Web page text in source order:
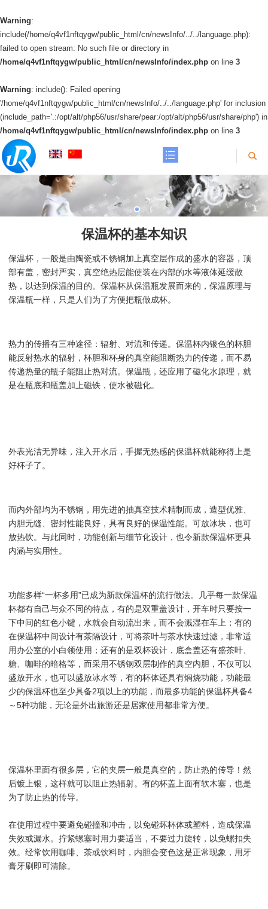
Warning:
include(/home/q4vf1nftqygw/public_html/cn/newsInfo/../../language.php):
failed to open stream: No such file or directory in
/home/q4vf1nftqygw/public_html/cn/newsInfo/index.php on line 3
Warning: include(): Failed opening
'/home/q4vf1nftqygw/public_html/cn/newsInfo/../../language.php' for inclusion
(include_path='.:/opt/alt/php56/usr/share/pear:/opt/alt/php56/usr/share/php') in
/home/q4vf1nftqygw/public_html/cn/newsInfo/index.php on line 3
保温杯的基本知识
保温杯，一般是由陶瓷或不锈钢加上真空层作成的盛水的容器，顶
部有盖，密封严实 ，真空绝热层能使装在内部的水等液体延缓散
热，以达到保温的目的。保温杯从保温瓶发展而来的，保温原理与
保温瓶一样，只是人们为了方便把瓶做成杯。
热力的传播有三种途径：辐射、对流和传递。保温杯内银色的杯胆
能反射热水的辐射，杯胆和杯身的真空能阻断热力的传递，而不易
传递热量的瓶子能阻止热对流。保温瓶，还应用了磁化水原理，就
是在瓶底和瓶盖加上磁铁，使水被磁化。
外表光洁无异味，注入开水后，手握无热感的保温杯就能称得上是
好杯子了。
而内外部均为不锈钢，用先进的抽真空技术精制而成，造型优雅、
内胆无缝、密封性能良好，具有良好的保温性能。可放冰块，也可
放热饮。与此同时 ，功能创新与细节化设计，也令新款保温杯更具
内涵与实用性。
功能多样“一杯多用”已成为新款保温杯的流行做法。 几乎每一款保温
杯都有自己与众不同的特点，有的是双重盖设计，开车时只要按一
下中间的红色小键，水就会自动流出来，而不会溅湿在车上；有的
在保温杯中间设计有茶隔设计，可将茶叶与茶水快速过滤，非常适
用办公室的小白领使用；还有的是双杯设计，底盒盖还有盛茶叶、
糖、咖啡的暗格等，而采用不锈钢双层制作的真空内胆，不仅可以
盛放开水，也可以盛放冰水等，有的杯体还具有焖烧功能，功能最
少的保温杯也至少具备2项以上的功能，而最多功能的保温杯具备4
～5种功能，无论是外出旅游还是居家使用都非常方便。
保温杯里面有很多层，它的夹层一般是真空的，防止热的传导！然
后镀上银，这样就可以阻止热辐射。有的杯盖上面有软木塞，也是
为了防止热的传导。
在使用过程中要避免碰撞和冲击，以免碰坏杯体或塑料，造成保温
失效或漏水。拧紧螺塞时用力要适当，不要过力旋转，以免螺扣失
效。经常饮用咖啡、茶或饮料时，内胆会变色这是正常现象，用牙
膏牙刷即可清除。